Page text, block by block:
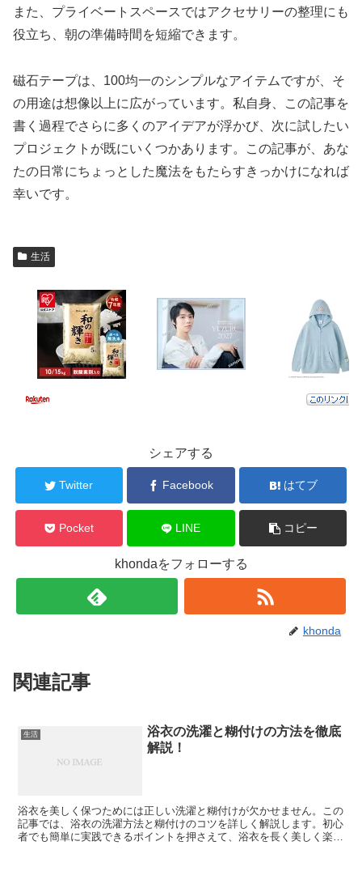
また、プライベートスペースではアクセサリーの整理にも
役立ち、朝の準備時間を短縮できます。
磁石テープは、100均一のシンプルなアイテムですが、そ
の用途は想像以上に広がっています。私自身、この記事を
書く過程でさらに多くのアイデアが浮かび、次に試したい
プロジェクトが既にいくつかあります。この記事が、あな
たの日常にちょっとした魔法をもたらすきっかけになれば
幸いです。
生活
シェアする
Twitter Facebook はてブ
Pocket LINE コピー
khondaをフォローする
khonda
関連記事
生活
浴衣の洗濯と糊付けの方法を徹底
解説！
浴衣を美しく保つためには正しい洗濯と糊付けが欠かせません。この
記事では、浴衣の洗濯方法と糊付けのコツを詳しく解説します。初心
者でも簡単に実践できるポイントを押さえて、浴衣を長く美しく楽し